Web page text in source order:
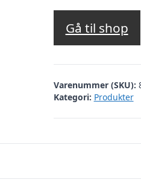
Gå til shop
Varenummer (SKU):
Kategori: Produkter